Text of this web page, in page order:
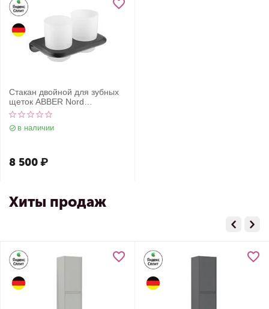
Стакан двойной для зубных
щеток ABBER Nord
AA1557NG оружейная сталь
в наличии
8 500₽
Хиты продаж